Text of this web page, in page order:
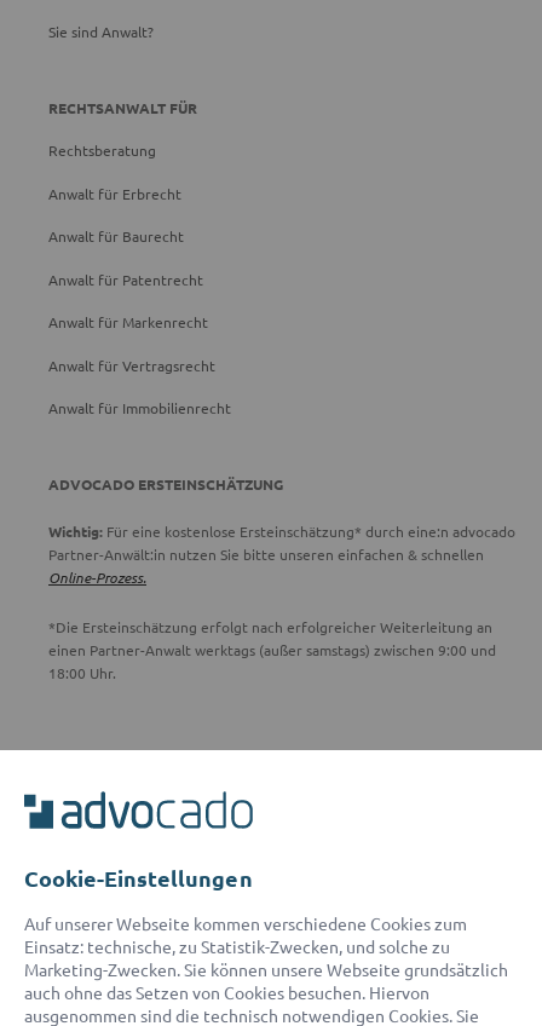
Sie sind Anwalt?
RECHTSANWALT FÜR
Rechtsberatung
Anwalt für Erbrecht
Anwalt für Baurecht
Anwalt für Patentrecht
Anwalt für Markenrecht
Anwalt für Vertragsrecht
Anwalt für Immobilienrecht
ADVOCADO ERSTEINSCHÄTZUNG
Wichtig: Für eine kostenlose Ersteinschätzung* durch eine:n advocado
Partner-Anwält:in nutzen Sie bitte unseren einfachen & schnellen
Online-Prozess.
*Die Ersteinschätzung erfolgt nach erfolgreicher Weiterleitung an
einen Partner-Anwalt werktags (außer samstags) zwischen 9:00 und
18:00 Uhr.
Unser Serviceteam ist von 8:00 bis 17:00 Uhr für Sie erreichbar.
E-Mail:
service@advocado.com
© 2026 advocado - einfach online den passenden Rechtsanwalt finden
Cookie-Einstellungen
Auf unserer Webseite kommen verschiedene Cookies zum
Einsatz: technische, zu Statistik-Zwecken, und solche zu
Marketing-Zwecken. Sie können unsere Webseite grundsätzlich
auch ohne das Setzen von Cookies besuchen. Hiervon
ausgenommen sind die technisch notwendigen Cookies. Sie